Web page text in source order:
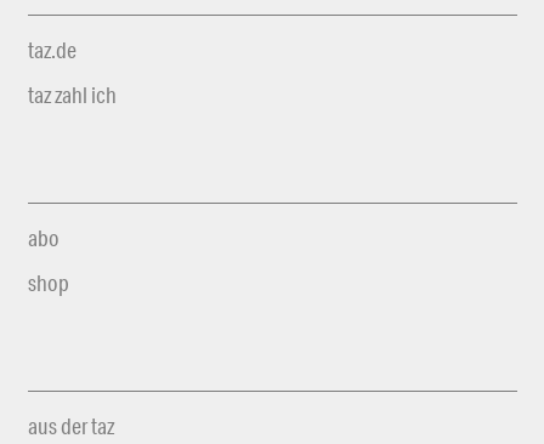
taz.de
taz zahl ich
abo
shop
aus der taz